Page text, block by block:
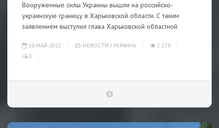
Вооруженные силы Украины вышли на российско-
украинскую границу в Харьковской области. С таким
заявлением выступил глава Харьковской областной
16-МАЙ-2022 НОВОСТИ / УКРАИНА
2 229
0